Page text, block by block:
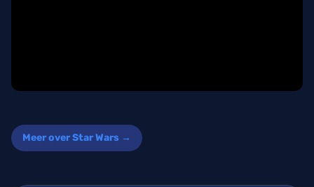
Meer over Star Wars →